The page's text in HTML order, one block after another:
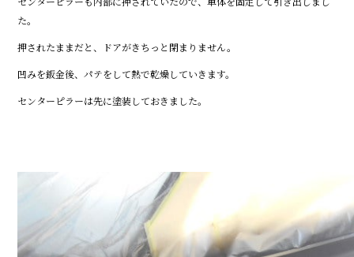
た。
押されたままだと、ドアがきちっと閉まりません。
凹みを鈑金後、パテをして熱で乾燥していきます。
センターピラーは先に塗装しておきました。